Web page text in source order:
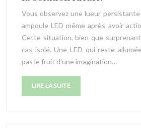
Vous observez une lueur
ampoule LED même après avoir
Cette situation, bien que
cas isolé. Une LED qui reste
pas le fruit d’une imagination…
LIRE LA SUITE